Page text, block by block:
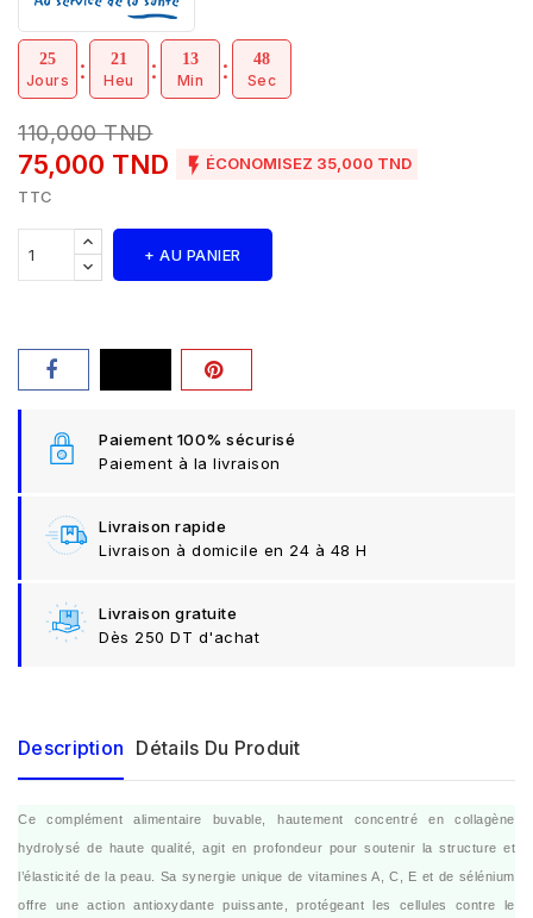
25
Jours
21
Heu
13
Min
47
Sec
110,000 TND
75,000 TND  ÉCONOMISEZ 35,000 TND
TTC
+ AU PANIER
Paiement 100% sécurisé
Paiement à la livraison
Livraison rapide
Livraison à domicile en 24 à 48 H
Livraison gratuite
Dès 250 DT d'achat
Description Détails Du Produit
Ce complément alimentaire buvable, hautement concentré en collagène
hydrolysé de haute qualité, agit en profondeur pour soutenir la structure et
l’élasticité de la peau. Sa synergie unique de vitamines A, C, E et de sélénium
offre une action antioxydante puissante, protégeant les cellules contre le